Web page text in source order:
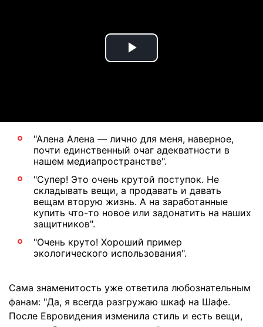
Play
"Алена Алена — лично для меня, наверное,
почти единственный очаг адекватности в
нашем медиапространстве".
"Супер! Это очень крутой поступок. Не
складывать вещи, а продавать и давать
вещам вторую жизнь. А на заработанные
купить что-то новое или задонатить на наших
защитников".
"Очень круто! Хороший пример
экологического использования".
Сама знаменитость уже ответила любознательным
фанам: "Да, я всегда разгружаю шкаф на Шафе.
После Евровидения изменила стиль и есть вещи,